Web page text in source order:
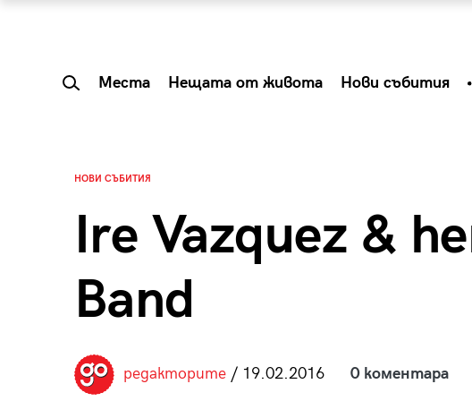
Места Нещата от живота Нови събития
НОВИ СЪБИТИЯ
Ire Vazquez &
Band
редакторите/ 19.02.2016 0 коментара
Summer Prelude: как